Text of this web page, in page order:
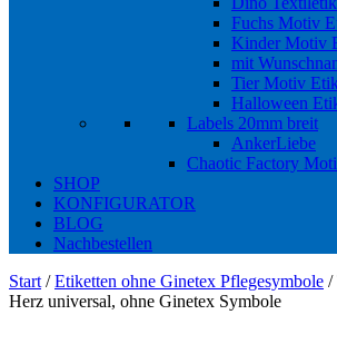
Fuchs Motiv
Kinder Motiv
mit
Tier Motiv
Halloween
Labels 20mm breit
AnkerLiebe
Chaotic Factory
SHOP
KONFIGURATOR
BLOG
Nachbestellen
Start /Etiketten ohne Ginetex Pflegesymbole /
Herz universal, ohne Ginetex Symbole